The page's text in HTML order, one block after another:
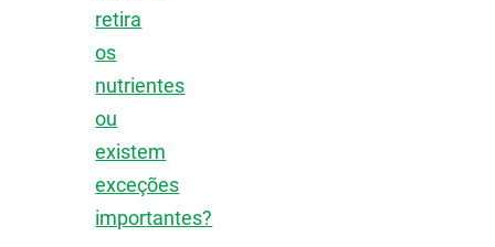
retira
os
nutrientes
ou
existem
exceções
importantes?